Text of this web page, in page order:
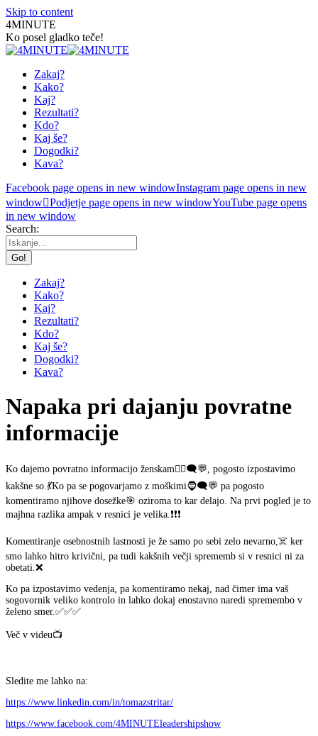
Skip to content
4MINUTE
Ko posel gladko teče!
Zakaj?
Kako?
Kaj?
Rezultati?
Kdo?
Kaj še?
Dogodki?
Kava?
Facebook page opens in new windowInstagram page opens in new
window Podjetje page opens in new windowYouTube page opens
in new window
Search:
Zakaj?
Kako?
Kaj?
Rezultati?
Kdo?
Kaj še?
Dogodki?
Kava?
Napaka pri dajanju povratne
informacije
Ko dajemo povratno informacijo ženskam👱‍♀️🗨️💬, pogosto izpostavimo
kakšne so.💃Ko pa se pogovarjamo z moškimi🧔🗨️💬 pa pogosto
komentiramo njihove dosežke🎯 oziroma to kar delajo. Na prvi pogled je to
majhna razlika ampak v resnici je velika.❗❗❗
Komentiranje osebnostnih lastnosti je že samo po sebi zelo nevarno,☠️ ker
smo lahko hitro krivični, pa tudi kakšnih večji sprememb si v resnici ni za
obetati.❌
Ko pa izpostavimo vedenja, pa komentiramo nekaj, nad čimer ima vaš
sogovornik veliko kontrolo in lahko dokaj enostavno naredi spremembo v
želeno smer.✅✅✅
Več v videu📺
Sledite me lahko na:
https://www.linkedin.com/in/tomazstritar/
https://www.facebook.com/4MINUTEleadershipshow